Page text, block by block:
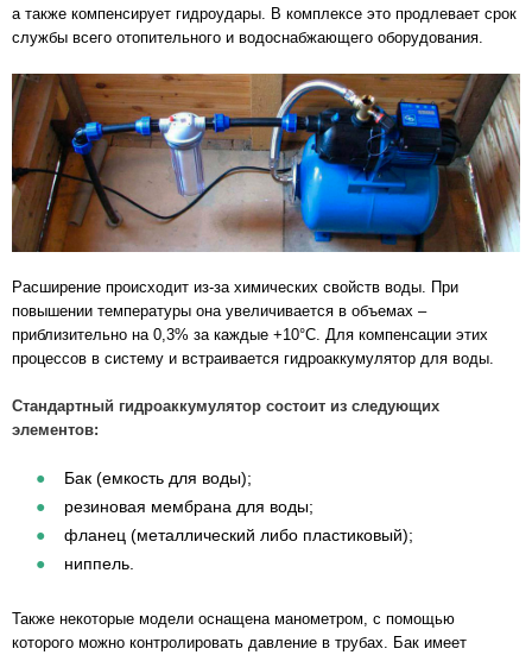
а также компенсирует гидроудары. В комплексе это продлевает срок
службы всего отопительного и водоснабжающего оборудования.
Расширение происходит из-за химических свойств воды. При
повышении температуры она увеличивается в объемах –
приблизительно на 0,3% за каждые +10°С. Для компенсации этих
процессов в систему и встраивается гидроаккумулятор для воды.
Стандартный гидроаккумулятор состоит из следующих
элементов:
Бак (емкость для воды);
резиновая мембрана для воды;
фланец (металлический либо пластиковый);
ниппель.
Также некоторые модели оснащена манометром, с помощью
которого можно контролировать давление в трубах. Бак имеет